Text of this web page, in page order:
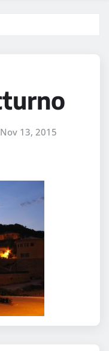
Nov 13, 2015